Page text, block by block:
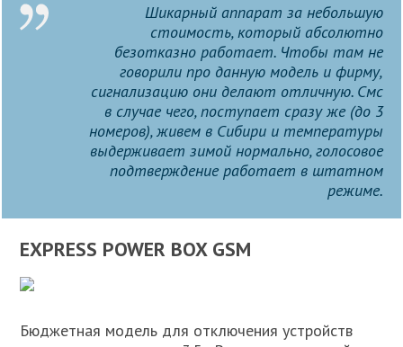
Шикарный аппарат за небольшую
стоимость, который абсолютно
безотказно работает. Чтобы там не
говорили про данную модель и фирму,
сигнализацию они делают отличную. Смс
в случае чего, поступает сразу же (до 3
номеров), живем в Сибири и температуры
выдерживает зимой нормально, голосовое
подтверждение работает в штатном
режиме.
EXPRESS POWER BOX GSM
Бюджетная модель для отключения устройств